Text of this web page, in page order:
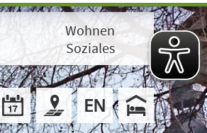
Wohnen
Soziales